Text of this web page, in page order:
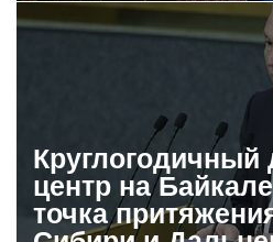
Круглогодичный
центр на
точка